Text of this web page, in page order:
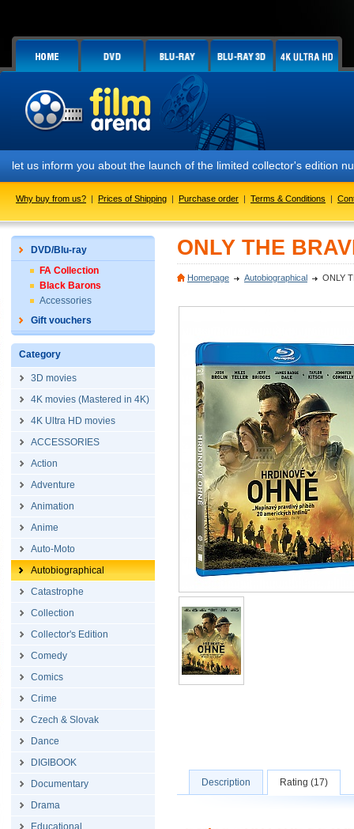
you about the launch of the limited collector's edition numbered
Why buy from us? | Prices of Shipping | Purchase order | Terms & Conditions |
DVD/Blu-ray
FA Collection
Black Barons
Accessories
Gift vouchers
Category
3D movies
4K movies (Mastered in 4K)
4K Ultra HD movies
ACCESSORIES
Action
Adventure
Animation
Anime
Auto-Moto
Autobiographical
Catastrophe
Collection
Collector's Edition
Comedy
Comics
Crime
Czech & Slovak
Dance
DIGIBOOK
Documentary
Drama
Educational
ONLY THE
Homepage Autobiographical ONLY
Description Rating (17)